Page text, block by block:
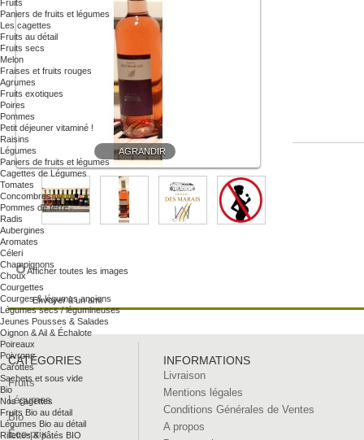
Fruits
Paniers de fruits et légumes
Les cagettes
Fruits au détail
Fruits secs
Melon
Fraises et fruits rouges
Agrumes
Fruits exotiques
Poires
Pommes
Petit déjeuner vitaminé !
Raisins
Légumes
Paniers de fruits et légumes
Cagettes de Légumes
Tomates
Concombres
Pommes de terre
Radis
Aubergines
Aromates
Céleri
Champignons
Choux
Courgettes
Courges & légumes anciens
Légumes secs / légumineuses
Jeunes Pousses & Salades
Oignon & Ail & Échalote
Poireaux
Poivrons
Carottes
Sachets et sous vide
Bio
Nos cagettes
Fruits Bio au détail
Légumes Bio au détail
Rillettes & pâtés BIO
AGRANDIR
Afficher toutes les images
Envoyer à un ami
CATÉGORIES
Fruits
Légumes
Bio
Éco-prix
INFORMATIONS
Livraison
Mentions légales
Conditions Générales de Ventes
A propos